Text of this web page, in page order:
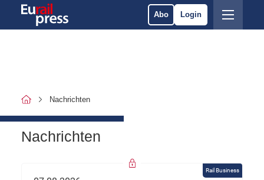
Abo Login
Nachrichten
Nachrichten
Rail Business